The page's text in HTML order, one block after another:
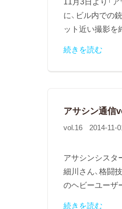
に、ビル内での
ット近い撮影を
続きを読む
アサシン通
vol.16 2014-11-
アサシンシスタ
細川さん、格闘
のヘビーユーザ
続きを読む